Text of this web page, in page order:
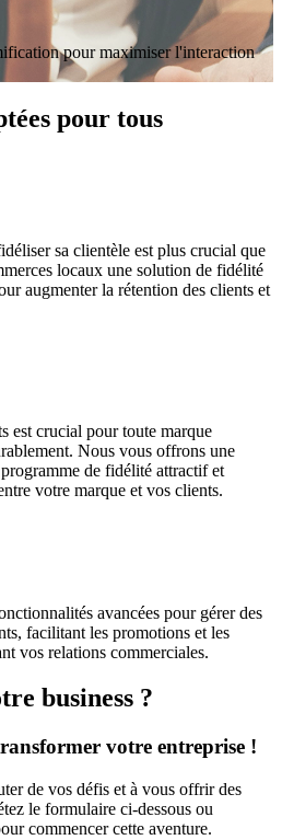
pour maximiser l'interaction
pour tous
sa clientèle est plus crucial que
locaux une solution de fidélité
augmenter la rétention des clients et
est crucial pour toute marque
Nous vous offrons une
de fidélité attractif et
votre marque et vos clients.
avancées pour gérer des
facilitant les promotions et les
vos relations commerciales.
business ?
votre entreprise !
de vos défis et à vous offrir des
le formulaire ci-dessous ou
commencer cette aventure.